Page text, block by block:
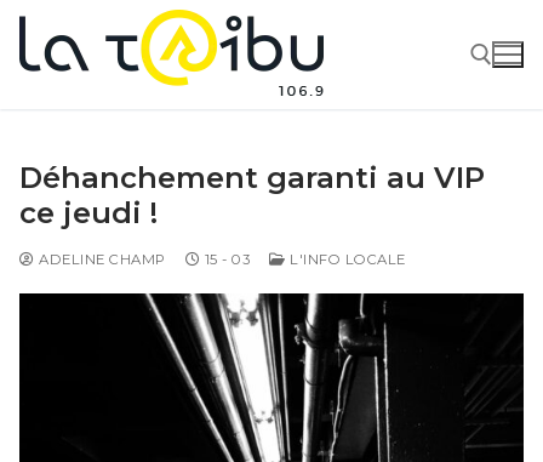
Déhanchement garanti au VIP
ce jeudi !
ADELINE CHAMP 15 - 03 L'INFO LOCALE